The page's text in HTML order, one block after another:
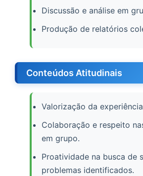
Discussão e análise em
Produção de relatórios
Conteúdos Atitudinais
Valorização da
Colaboração e respeito
em grupo.
Proatividade na busca de
problemas identificados.